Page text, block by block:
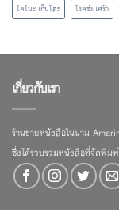
โคโนะ เก็นโตะ
โรคซึมเศร้า
เกี่ยวกับเรา
ร้านขายหนังสือในนาม
ซึ่งได้รวบรวมหนังสือที่จัดพิม